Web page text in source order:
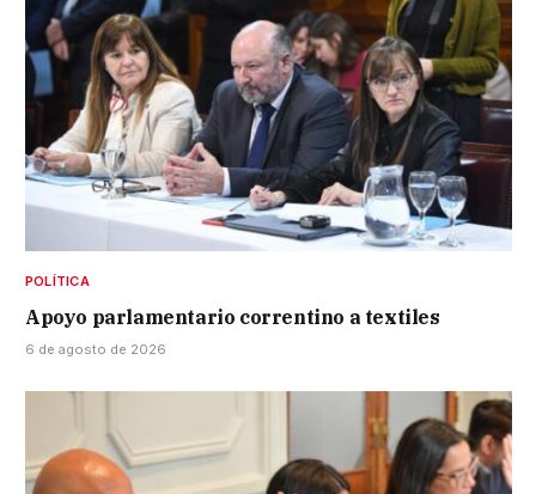
POLÍTICA
Apoyo parlamentario correntino a textiles
6 de agosto de 2026